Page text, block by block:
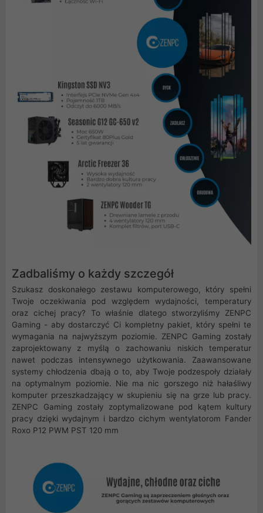
Zadbaliśmy o każdy szczegół
Szukasz doskonałego zestawu komputerowego, który spełni
Twoje oczekiwania pod względem wydajności, temperatury
oraz cichej pracy? To właśnie dlatego stworzyliśmy ZENPC
Gaming - aby dostarczyć Ci kompletny pakiet, który spełni te
wymagania na najwyższym poziomie. ZENPC Gaming zostały
zaprojektowany z myślą o zachowaniu niskich temperatur
nawet podczas intensywnego użytkowania. Zaawansowane
systemy chłodzenia dbają o to, aby Twoje podzespoły działały
na optymalnym poziomie. Nie ma nic gorszego niż hałaśliwy
komputer przeszkadzający w skupieniu się na grze lub pracy.
ZENPC Gaming zostały zoptymalizowane pod kątem kultury
pracy dzięki wydajnym i bardzo cichym wentylatorom Fander
Roxo P12 PWM PST 120 mm